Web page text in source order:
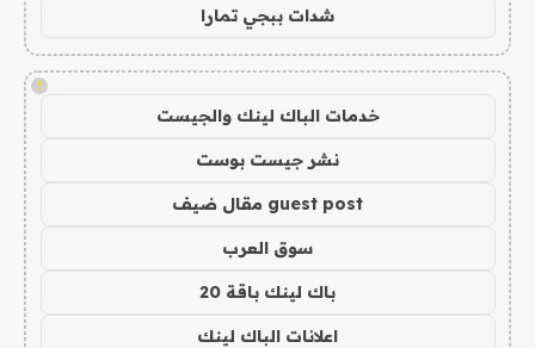
شدات ببجي تمارا
!
خدمات الباك لينك والجيست
نشر جيست بوست
guest post مقال ضيف
سوق العرب
باك لينك باقة 20
اعلانات الباك لينك